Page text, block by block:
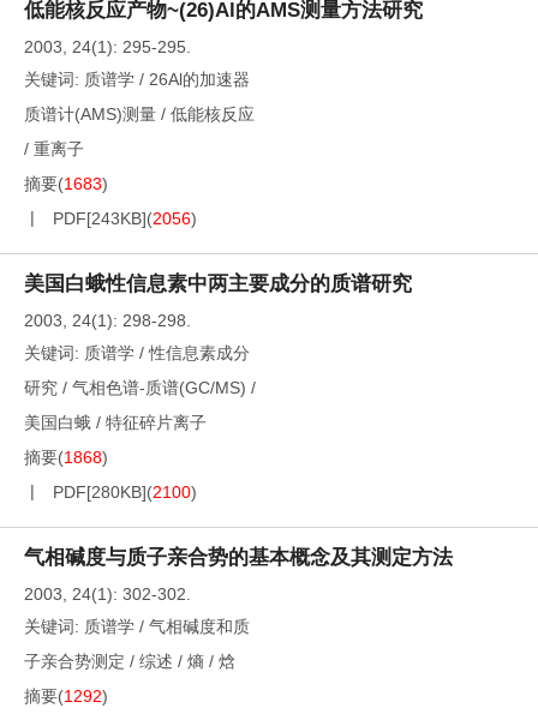
低能核反应产物~(26)Al的AMS测量方法研究
2003, 24(1): 295-295.
关键词: 质谱学 / 26Al的加速器
质谱计(AMS)测量 / 低能核反应
/ 重离子
摘要(1683)
PDF[243KB](2056)
美国白蛾性信息素中两主要成分的质谱研究
2003, 24(1): 298-298.
关键词: 质谱学 /性信息素成分
研究 / 气相色谱-质谱(GC/MS) /
美国白蛾 / 特征碎片离子
摘要(1868)
PDF[280KB](2100)
气相碱度与质子亲合势的基本概念及其测定方法
2003, 24(1): 302-302.
关键词: 质谱学 / 气相碱度和质
子亲合势测定 / 综述 / 熵 / 焓
摘要(1292)